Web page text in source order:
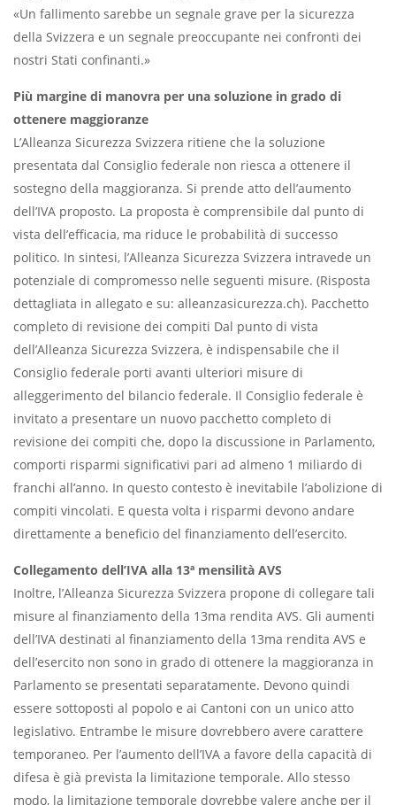
«Un fallimento sarebbe un segnale grave per la sicurezza
della Svizzera e un segnale preoccupante nei confronti dei
nostri Stati confinanti.»
Più margine di manovra per una soluzione in grado di
ottenere maggioranze
L’Alleanza Sicurezza Svizzera ritiene che la soluzione
presentata dal Consiglio federale non riesca a ottenere il
sostegno della maggioranza. Si prende atto dell’aumento
dell’IVA proposto. La proposta è comprensibile dal punto di
vista dell’efficacia, ma riduce le probabilità di successo
politico. In sintesi, l’Alleanza Sicurezza Svizzera intravede un
potenziale di compromesso nelle seguenti misure. (Risposta
dettagliata in allegato e su: alleanzasicurezza.ch). Pacchetto
completo di revisione dei compiti Dal punto di vista
dell’Alleanza Sicurezza Svizzera, è indispensabile che il
Consiglio federale porti avanti ulteriori misure di
alleggerimento del bilancio federale. Il Consiglio federale è
invitato a presentare un nuovo pacchetto completo di
revisione dei compiti che, dopo la discussione in Parlamento,
comporti risparmi significativi pari ad almeno 1 miliardo di
franchi all’anno. In questo contesto è inevitabile l’abolizione di
compiti vincolati. E questa volta i risparmi devono andare
direttamente a beneficio del finanziamento dell’esercito.
Collegamento dell’IVA alla 13ª mensilità AVS
Inoltre, l’Alleanza Sicurezza Svizzera propone di collegare tali
misure al finanziamento della 13ma rendita AVS. Gli aumenti
dell’IVA destinati al finanziamento della 13ma rendita AVS e
dell’esercito non sono in grado di ottenere la maggioranza in
Parlamento se presentati separatamente. Devono quindi
essere sottoposti al popolo e ai Cantoni con un unico atto
legislativo. Entrambe le misure dovrebbero avere carattere
temporaneo. Per l’aumento dell’IVA a favore della capacità di
difesa è già prevista la limitazione temporale. Allo stesso
modo, la limitazione temporale dovrebbe valere anche per il